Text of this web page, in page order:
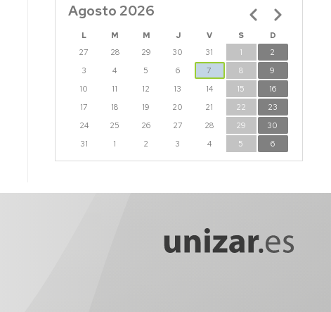
Agosto 2026
L M M J V S
D
27
28 29 30 31 1
2
3
4 5 6 7 8
9
10
11 12 13 14 15
16
17
18 19 20 21 22
23
24
25 26 27 28 29
30
31
1 2 3 4 5 6
Paginación